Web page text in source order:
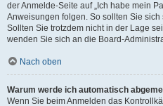
der Anmelde-Seite auf „Ich habe mein
Anweisungen folgen. So sollten Sie
Sollten Sie trotzdem nicht in der Lage
wenden Sie sich an die Board-
Nach oben
Warum werde ich automatisch
Wenn Sie beim Anmelden das